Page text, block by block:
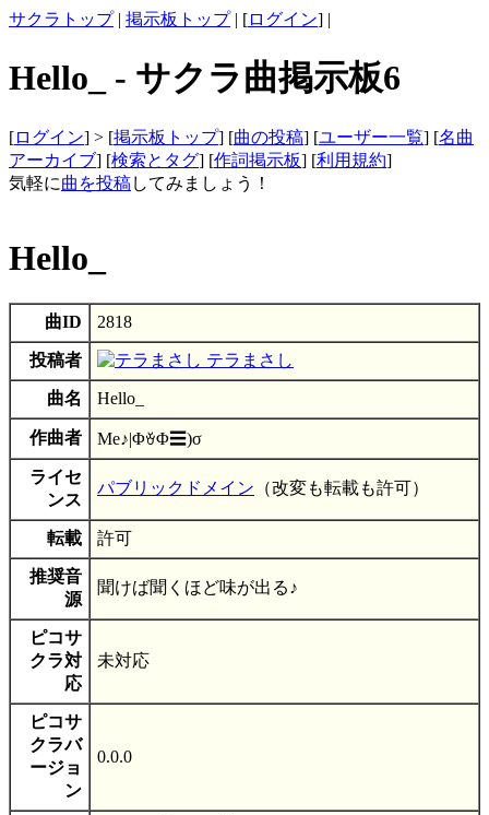
サクラトップ| 掲示板トップ| [ログイン] |
Hello_ - サクラ曲掲示板6
[ログイン] > [掲示板トップ] [曲の投稿] [ユーザー一覧] [名曲
アーカイブ] [検索とタグ] [作詞掲示板] [利用規約]
気軽に曲を投稿してみましょう！
Hello_
曲ID 2818
投稿者 テラまさし
曲名 Hello_
作曲者 Me♪|ΦꈊΦ☰)σ
ライセ
ンス
パブリックドメイン （改変も転載も許可）
転載 許可
推奨音
源
聞けば聞くほど味が出る♪
ピコサ
クラ対
応
未対応
ピコサ
クラバ
ージョ
ン
0.0.0